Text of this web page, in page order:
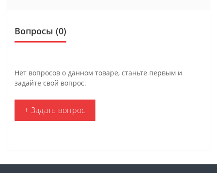
Вопросы (0)
Нет вопросов о данном товаре, станьте первым и
задайте свой вопрос.
+ Задать вопрос